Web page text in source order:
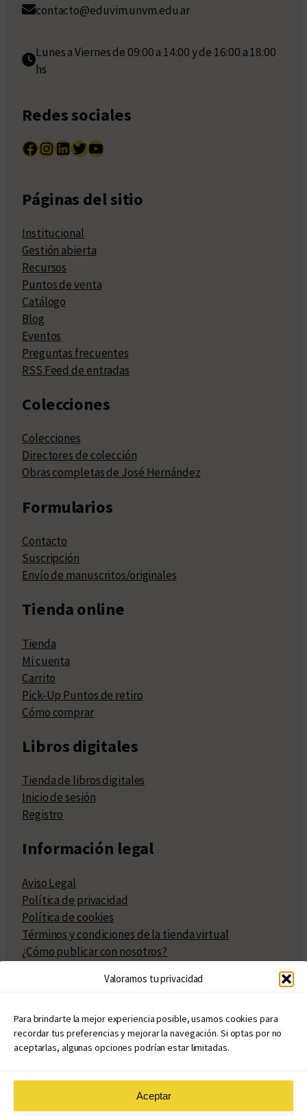
Valoramos tu privacidad
Para brindarte la mejor experiencia posible, usamos cookies para
recordar tus preferencias y mejorar la navegación. Si optas por no
aceptarlas, algunas opciones podrían estar limitadas.
Aceptar
contacto@eduvim.unvm.edu.ar
Lunes a Viernes de 09:00 a 14:00 y de 16:00 a 18:00
hs
Redes sociales
Facebook InstagramLinkedIn Twitter YouTube
Páginas del sitio
Institucional
Gestión abierta
Recursos
Puntos de venta
Catálogo
Blog
Eventos
Preguntas frecuentes
RSS Feed de entradas
Colecciones
Colecciones
Directores de colección
Obras completas de José Hernández
Formularios
Contacto
Suscripción
Envío de manuscritos/originales
Tienda online
Tienda
Mi cuenta
Carrito
Pick-Up Puntos de retiro
Cómo comprar
Libros digitales
Tienda de libros digitales
Inicio de sesión
Registro
Información legal
Aviso Legal
Política de privacidad
Política de cookies
Términos y condiciones de la tienda virtual
¿Cómo publicar con nosotros?
Políticas de publicación
Políticas de coedición
Atribuciones